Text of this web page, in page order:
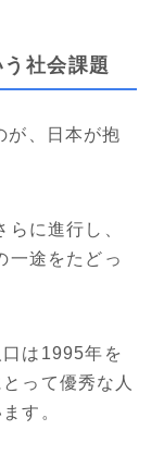
社会課題
が、日本が抱
に進行し、
一途をたどっ
は1995年を
って優秀な人
す。